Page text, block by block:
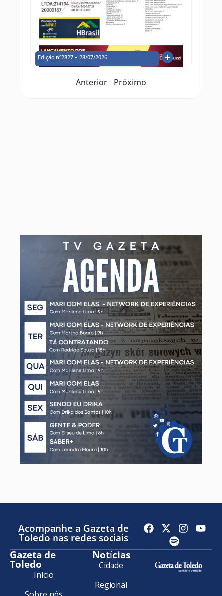
Edição nº2827 – 28/07/2026
Anterior Próximo
Acompanhe a Gazeta de
Toledo nas redes sociais
Gazeta de
Toledo
Início
Sobre nós
Notícias
Cidade
Regional